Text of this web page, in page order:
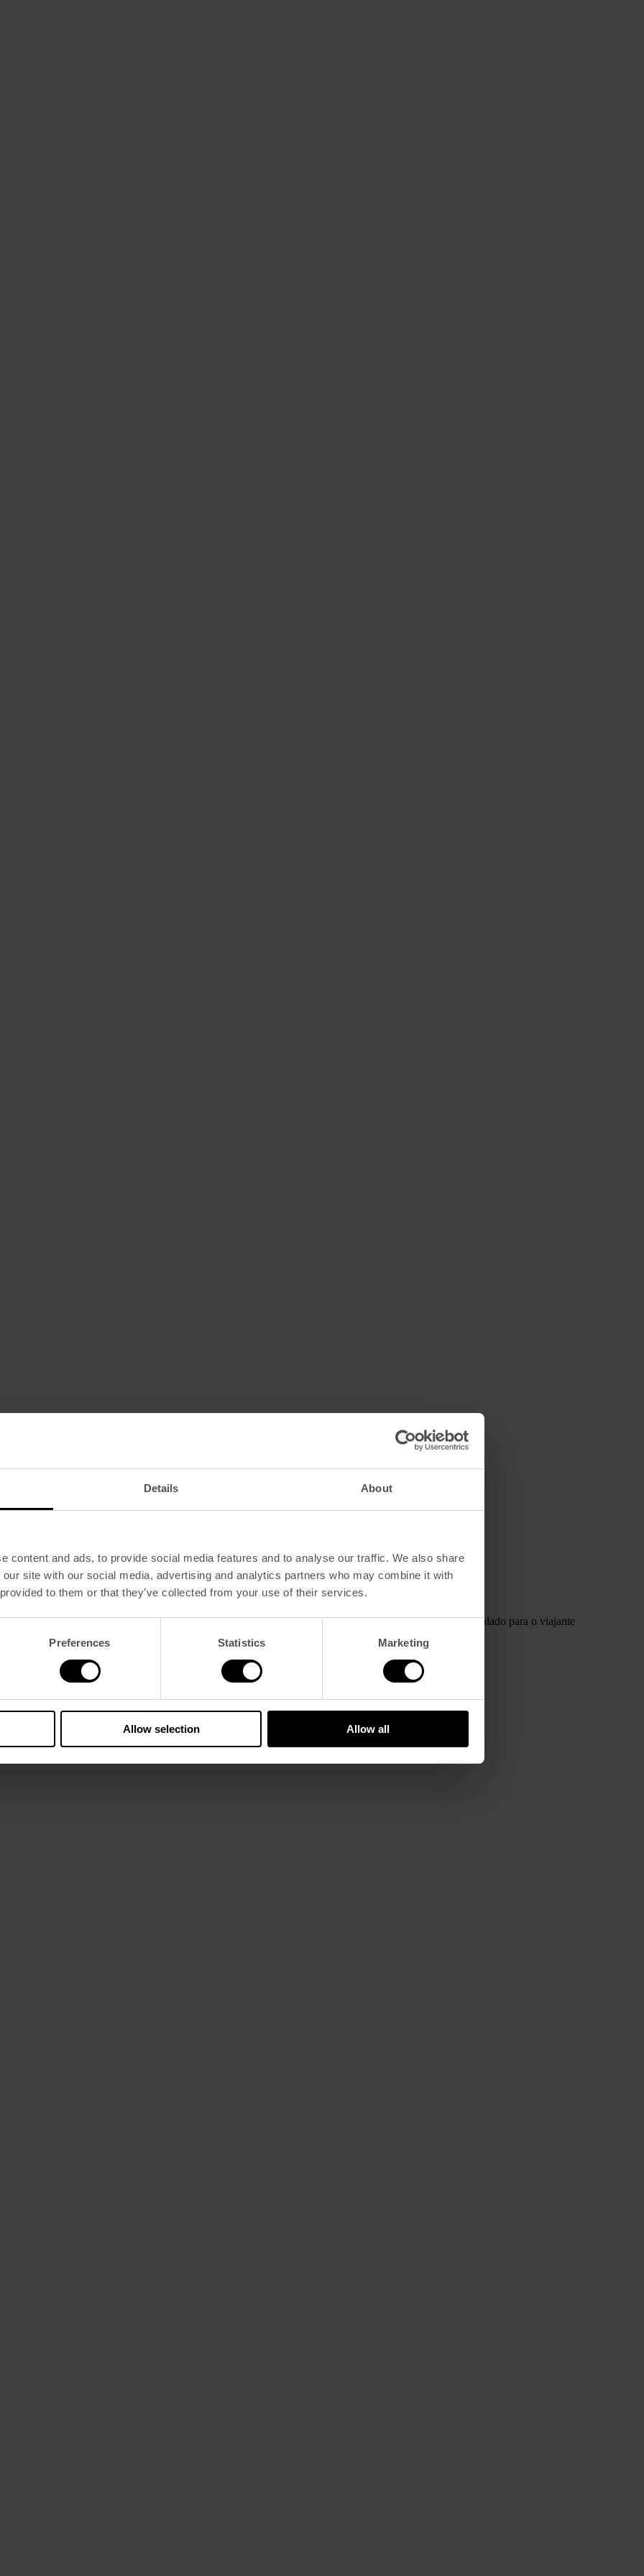
Details About
content and ads, to provide social media features and to analyse our traffic. We also share
site with our social media, advertising and analytics partners who may combine it with
to them or that they’ve collected from your use of their services.
Preferences Statistics Marketing
Allow selection Allow all
chamar seu.
de grande riqueza de cores, obras expressivas e linhas sóbrias e modernas. Um estilo vintage reformulado para o viajante
vintage e casa de banho com chuveiro tipo chuva.